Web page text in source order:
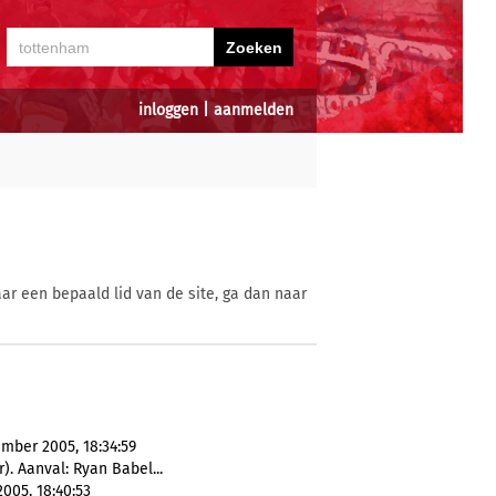
inloggen aanmelden
een bepaald lid van de site, ga dan naar
2005, 18:34:59
Aanval: Ryan Babel...
18:40:53